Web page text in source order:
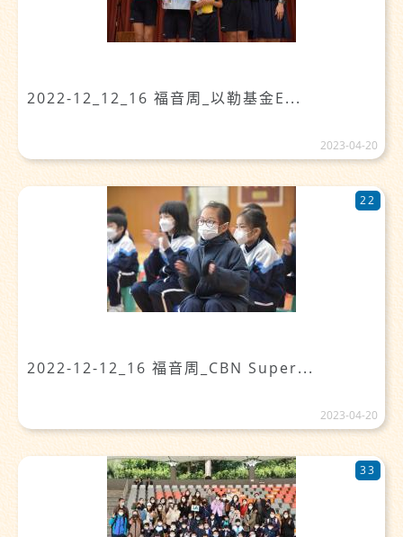
2022-12_12_16 福音周_以勒基金E...
2023-04-20
2022-12-12_16 福音周_CBN Super...
22
2023-04-20
33